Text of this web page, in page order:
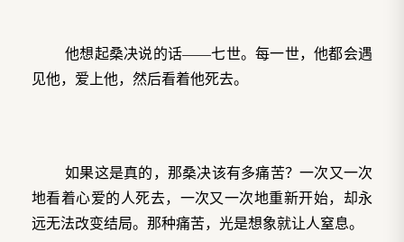
他想起桑决说的话——七世。每一世，他都会遇
见他，爱上他，然后看着他死去。
如果这是真的，那桑决该有多痛苦？一次又一次
地看着心爱的人死去，一次又一次地重新开始，却永
远无法改变结局。那种痛苦，光是想象就让人窒息。